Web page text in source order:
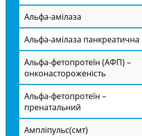
Альфа-амілаза
Альфа-амілаза панкреатична
Альфа-фетопротеїн (АФП) –
онконастороженість
Альфа-фетопротеїн –
пренатальний
Ампліпульс(смт)